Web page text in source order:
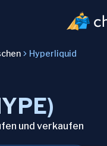
Hyperliquid
und verkaufen